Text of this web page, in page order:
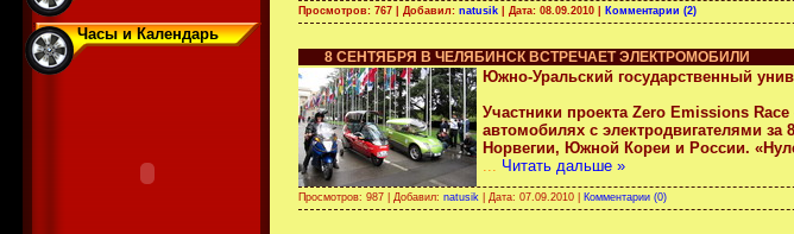
Часы и Календарь
Просмотров: 767 | Добавил: natusik | Дата: 08.09.2010 Комментарии (2)
8 СЕНТЯБРЯ В ЧЕЛЯБИНСК ВСТРЕЧАЕТ ЭЛЕКТРОМОБИЛИ
Южно-Уральский государственный
Участники проекта Zero Emissions
автомобилях с электродвигателями
Норвегии, Южной Кореи и России.
... Читать дальше »
Просмотров: 987 | Добавил: natusik | Дата: 07.09.2010 Комментарии (0)